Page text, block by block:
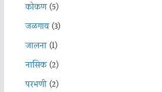
कोकण(5)
जळगाव(3)
जालना(1)
नासिक(2)
परभणी(2)